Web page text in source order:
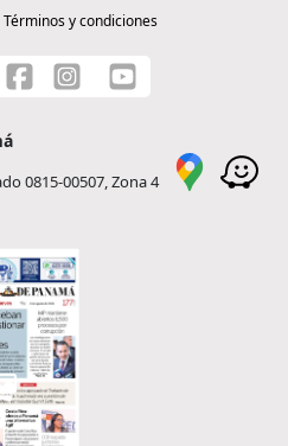
Términos y condiciones
0815-00507, Zona 4